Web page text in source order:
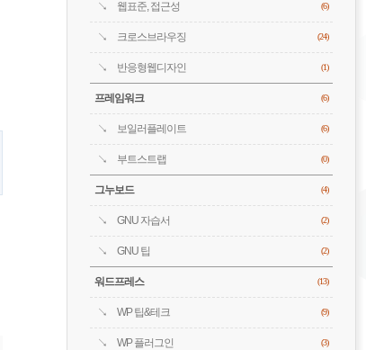
웹표준, 접근성 (6)
크로스브라우징 (24)
반응형웹디자인 (1)
프레임워크 (6)
보일러플레이트 (6)
부트스트랩 (0)
그누보드 (4)
GNU 자습서 (2)
GNU 팁 (2)
워드프레스 (13)
WP 팁&테크 (9)
WP 플러그인 (3)